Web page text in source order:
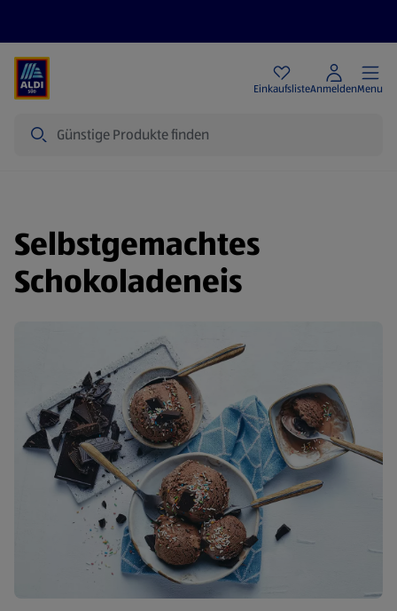
EinkaufslisteAnmeldenMenu
Selbstgemachtes
Schokoladeneis